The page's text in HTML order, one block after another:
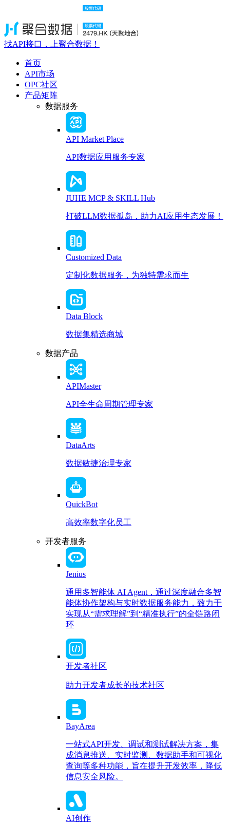
找API接口，上聚合数据！
首页
API市场
OPC社区
产品矩阵
数据服务
API Market Place
API数据应用服务专家
JUHE MCP & SKILL Hub
打破LLM数据孤岛，助力AI应用生态发展！
Customized Data
定制化数据服务，为独特需求而生
Data Block
数据集精选商城
数据产品
APIMaster
API全生命周期管理专家
DataArts
数据敏捷治理专家
QuickBot
高效率数字化员工
开发者服务
Jenius
通用多智能体 AI Agent，通过深度融合多智
能体协作架构与实时数据服务能力，致力于
实现从“需求理解”到“精准执行”的全链路闭
环
开发者社区
助力开发者成长的技术社区
BayArea
一站式API开发、调试和测试解决方案，集
成消息推送、实时监测、数据助手和可视化
查询等多种功能，旨在提升开发效率，降低
信息安全风险。
AI创作